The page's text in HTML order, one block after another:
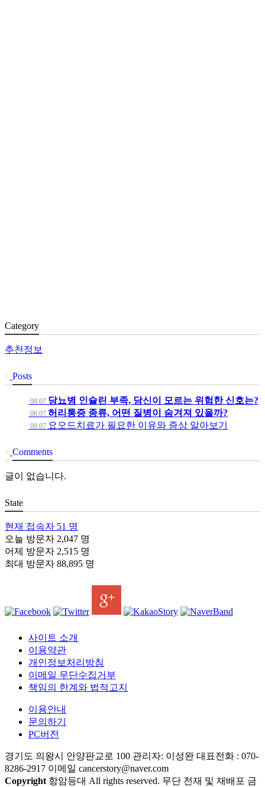
Category
추천정보
+ Posts
08.07 당뇨병 인슐린 부족, 당신이 모르는 위험한 신호는?
08.07 허리통증 종류, 어떤 질병이 숨겨져 있을까?
08.07 요오드치료가 필요한 이유와 증상 알아보기
+ Comments
글이 없습니다.
State
현재 접속자 51 명
오늘 방문자 2,047 명
어제 방문자 2,515 명
최대 방문자 88,895 명
사이트 소개
이용약관
개인정보처리방침
이메일 무단수집거부
책임의 한계와 법적고지
이용안내
문의하기
PC버전
경기도 의왕시 안양판교로 100 관리자: 이성완 대표전화 : 070-
8286-2917 이메일 cancerstory@naver.com
Copyright 항암등대 All rights reserved. 무단 전재 및 재배포 금